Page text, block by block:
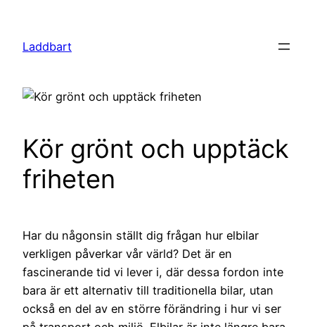
innehåll
Laddbart
Kör grönt och upptäck
friheten
Har du någonsin ställt dig frågan hur elbilar
verkligen påverkar vår värld? Det är en
fascinerande tid vi lever i, där dessa fordon inte
bara är ett alternativ till traditionella bilar, utan
också en del av en större förändring i hur vi ser